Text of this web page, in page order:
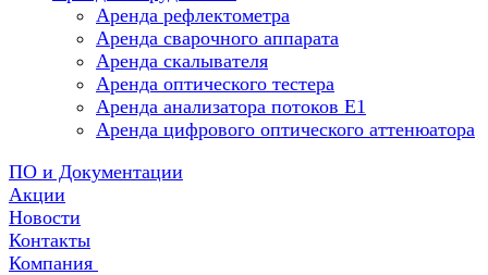
Аренда рефлектометра
Аренда сварочного аппарата
Аренда скалывателя
Аренда оптического тестера
Аренда анализатора потоков Е1
Аренда цифрового оптического аттенюатора
ПО и Документации
Акции
Новости
Контакты
Компания